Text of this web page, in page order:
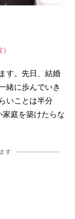
す。先日、結婚
緒に歩んでいき
いことは半分
家庭を築けたらな
す